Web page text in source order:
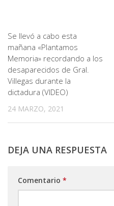
Se llevó a cabo esta
mañana «Plantamos
Memoria» recordando a los
desaparecidos de Gral.
Villegas durante la
dictadura (VIDEO)
24 MARZO, 2021
DEJA UNA RESPUESTA
Comentario *